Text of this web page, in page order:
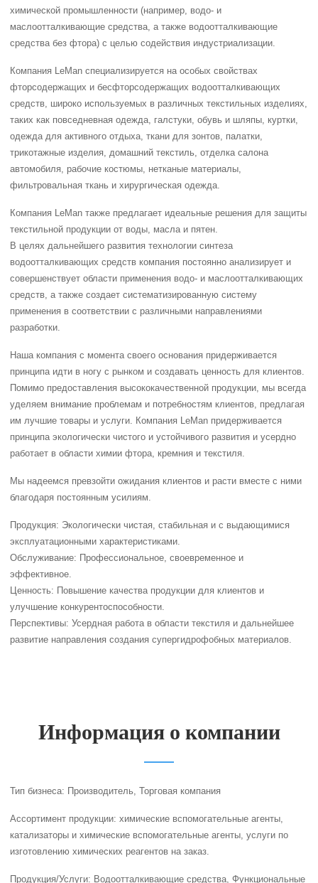
химической промышленности (например, водо- и
маслоотталкивающие средства, а также водоотталкивающие
средства без фтора) с целью содействия индустриализации.
Компания LeMan специализируется на особых свойствах
фторсодержащих и бесфторсодержащих водоотталкивающих
средств, широко используемых в различных текстильных изделиях,
таких как повседневная одежда, галстуки, обувь и шляпы, куртки,
одежда для активного отдыха, ткани для зонтов, палатки,
трикотажные изделия, домашний текстиль, отделка салона
автомобиля, рабочие костюмы, нетканые материалы,
фильтровальная ткань и хирургическая одежда.
Компания LeMan также предлагает идеальные решения для защиты
текстильной продукции от воды, масла и пятен.
В целях дальнейшего развития технологии синтеза
водоотталкивающих средств компания постоянно анализирует и
совершенствует области применения водо- и маслоотталкивающих
средств, а также создает систематизированную систему
применения в соответствии с различными направлениями
разработки.
Наша компания с момента своего основания придерживается
принципа идти в ногу с рынком и создавать ценность для клиентов.
Помимо предоставления высококачественной продукции, мы всегда
уделяем внимание проблемам и потребностям клиентов, предлагая
им лучшие товары и услуги. Компания LeMan придерживается
принципа экологически чистого и устойчивого развития и усердно
работает в области химии фтора, кремния и текстиля.
Мы надеемся превзойти ожидания клиентов и расти вместе с ними
благодаря постоянным усилиям.
Продукция: Экологически чистая, стабильная и с выдающимися
эксплуатационными характеристиками.
Обслуживание: Профессиональное, своевременное и
эффективное.
Ценность: Повышение качества продукции для клиентов и
улучшение конкурентоспособности.
Перспективы: Усердная работа в области текстиля и дальнейшее
развитие направления создания супергидрофобных материалов.
Информация о компании
Тип бизнеса: Производитель, Торговая компания
Ассортимент продукции: химические вспомогательные агенты,
катализаторы и химические вспомогательные агенты, услуги по
изготовлению химических реагентов на заказ.
Продукция/Услуги: Водоотталкивающие средства, Функциональные